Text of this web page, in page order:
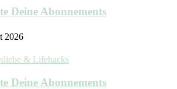
Deine Abonnements
2026
& Lifehacks
Deine Abonnements